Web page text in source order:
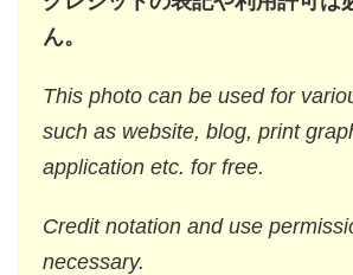
ん。
This photo can be used for
such as website, blog, print
application etc. for free.
Credit notation and use
necessary.